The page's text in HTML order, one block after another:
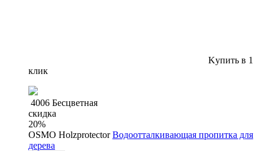
Kупить в 1
клик
4006 Бесцветная
скидка
20%
OSMO Holzprotector Водоотталкивающая пропитка для
дерева